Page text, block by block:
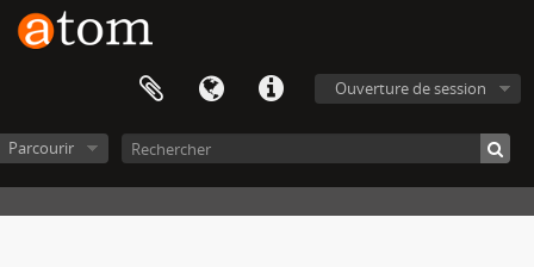
Ouverture de session
Parcourir